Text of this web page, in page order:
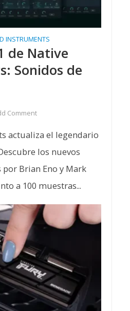
INSTRUMENTS
de Native
Sonidos de
Comment
actualiza el legendario
los nuevos
Brian Eno y Mark
a 100 muestras...